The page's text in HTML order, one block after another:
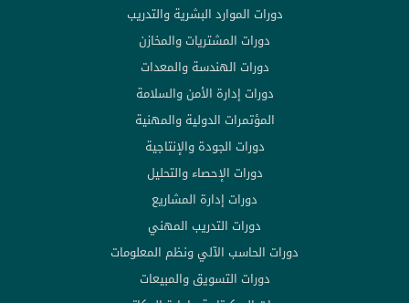
دورات الموارد البشرية والتدريب
دورات المشتريات والمخازن
دورات الهندسة والمعدات
دورات إدارة الأمن والسلامة
المؤتمرات الدولية والمهنية
دورات الجودة والإنتاجية
دورات الإحصاء والتحليل
دورات إدارة المشاريع
دورات التدريب المهني
دورات الحاسب الآلي ونظم المعلومات
دورات التسويق والمبيعات